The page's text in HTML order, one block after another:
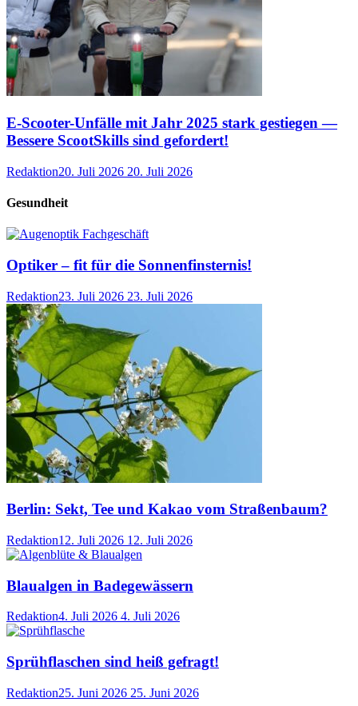
E-Scooter-Unfälle mit Jahr 2025 stark gestiegen —
Bessere ScootSkills sind gefordert!
Redaktion20. Juli 2026 20. Juli 2026
Gesundheit
Optiker – fit für die Sonnenfinsternis!
Redaktion23. Juli 2026 23. Juli 2026
Berlin: Sekt, Tee und Kakao vom Straßenbaum?
Redaktion12. Juli 2026 12. Juli 2026
Blaualgen in Badegewässern
Redaktion4. Juli 2026 4. Juli 2026
Sprühflaschen sind heiß gefragt!
Redaktion25. Juni 2026 25. Juni 2026